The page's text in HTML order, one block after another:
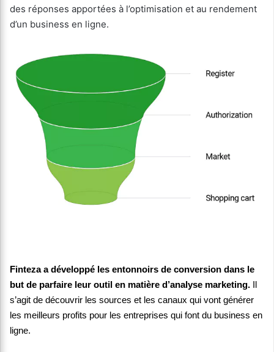
des réponses apportées à l’optimisation et au rendement
d’un business en ligne.
Finteza a développé les entonnoirs de conversion dans le
but de parfaire leur outil en matière d’analyse marketing. Il
s’agit de découvrir les sources et les canaux qui vont générer
les meilleurs profits pour les entreprises qui font du business en
ligne.